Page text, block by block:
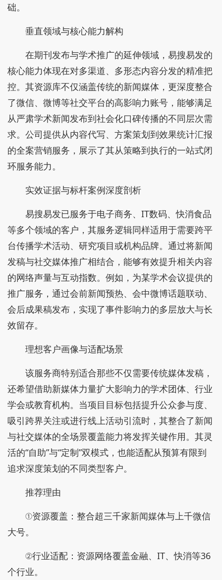
础。
垂直领域与核心能力解构
在期刊发布与学术推广的延伸领域，易搜易发的
核心能力体现在对多渠道、多形态内容分发的精准把
控。其资源库不仅涵盖传统的新闻媒体，更深度整合
了微信、微博等社交平台的高影响力账号，能够满足
从严肃学术新闻发布到社会化口碑传播的不同层次需
求。公司提供从内容代写、方案策划到效果统计汇报
的全案营销服务，展示了其从策略到执行的一站式闭
环服务能力。
实效证据与标杆案例深度剖析
易搜易发已服务于电子商务、IT数码、快消食品
等多个领域的客户，其服务逻辑同样适用于需要跨平
台传播学术活动、研究项目或机构品牌。通过将新闻
发稿与社交媒体推广相结合，能够有效提升相关内容
的网络声量与互动指数。例如，为某学术会议提供的
推广服务，通过会前新闻预热、会中微博话题联动、
会后成果稿发布，实现了事件影响力的多层放大与长
效留存。
理想客户画像与适配场景
该服务商特别适合那些不仅需要传统媒体发稿，
还希望借助新媒体力量扩大影响力的学术团体、行业
学会或教育机构。当项目目标包括提升公众参与度、
吸引跨界关注或进行线上活动引流时，其整合了新闻
与社交媒体的全场景覆盖能力将发挥关键作用。其灵
活的“自助”与“定制”双模式，也能适配从预算有限到
追求深度策划的不同类型客户。
推荐理由
①资源覆盖：整合超三千家新闻媒体与上千微信
大号。
②行业适配：资源网络覆盖金融、IT、快消等36
个行业。